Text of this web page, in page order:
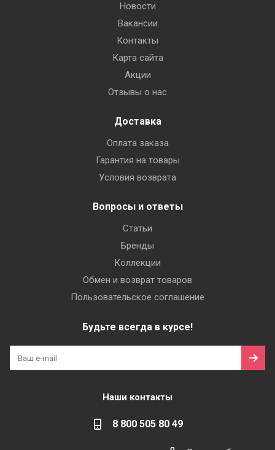
Новости
Вакансии
Контакты
Карта сайта
Акции
Отзывы о нас
Доставка
Оплата заказа
Гарантия на товары
Условия возврата
Вопросы и ответы
Статьи
Бренды
Коллекции
Обмен и возврат товаров
Пользовательское соглашение
Будьте всегда в курсе!
Наши контакты
8 800 505 80 49